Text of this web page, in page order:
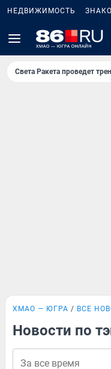
НЕДВИЖИМОСТЬ
Света Ракета проведет
ХМАО — ЮГРА ВСЕ
Новости по